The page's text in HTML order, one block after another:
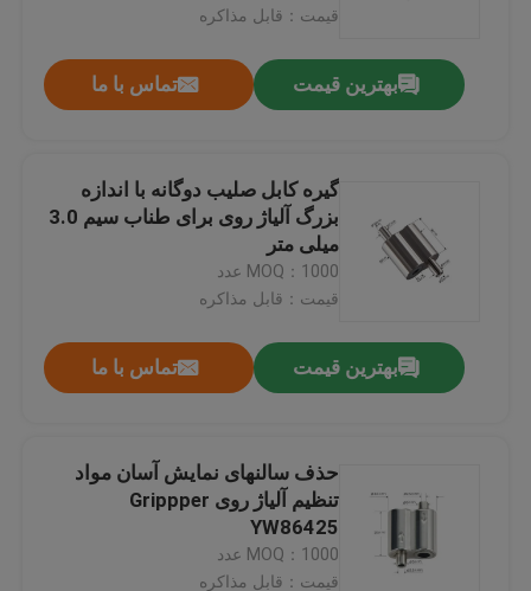
محصولات
قیمت：قابل مذاکره
بهترین قیمت تماس با ما
گیره کابل صلیب دوگانه با اندازه
بزرگ آلیاژ روی برای طناب سیم 3.0
میلی متر
MOQ：1000 عدد
قیمت：قابل مذاکره
بهترین قیمت تماس با ما
حذف سالنهای نمایش آسان مواد
تنظیم آلیاژ روی Grippper
YW86425
MOQ：1000 عدد
قیمت：قابل مذاکره